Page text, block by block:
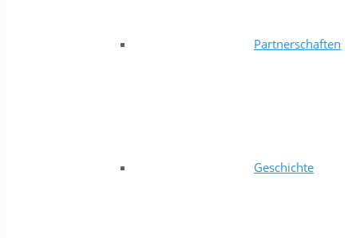
Partnerschaften
Geschichte